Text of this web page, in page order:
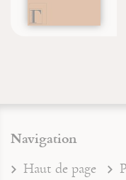
Navigation
Haut de page